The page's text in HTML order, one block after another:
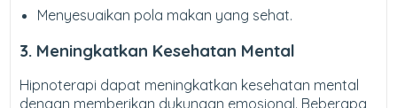
Menyesuaikan pola makan yang sehat.
3. Meningkatkan Kesehatan Mental
Hipnoterapi dapat meningkatkan kesehatan mental
dengan memberikan dukungan emosional. Beberapa